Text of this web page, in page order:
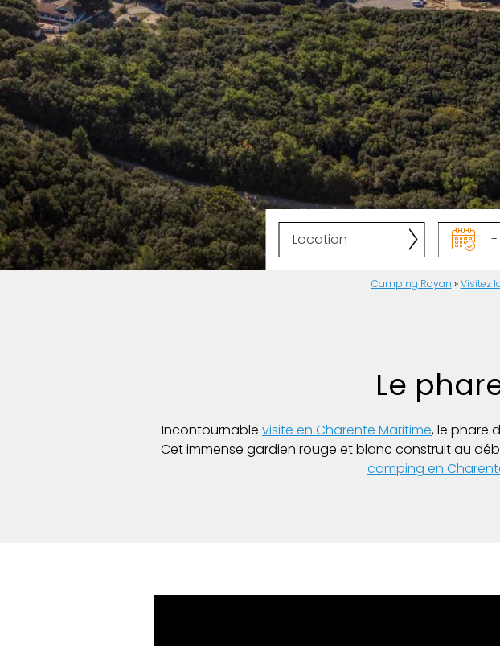
Camping Royan »Visitez
Le
Incontournable visite en Charente Maritime, le phare
Cet immense gardien rouge et blanc construit au
camping en